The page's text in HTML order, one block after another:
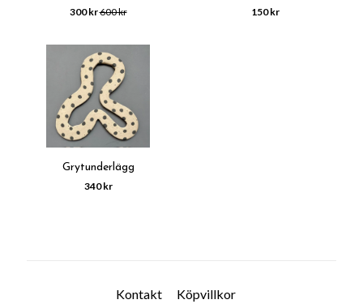
300 kr600 kr
150 kr
Grytunderlägg
340 kr
Kontakt Köpvillkor